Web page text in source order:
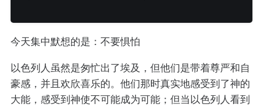
今天集中默想的是：不要惧怕
以色列人虽然是匆忙出了埃及，但他们是带着尊严和自
豪感，并且欢欣喜乐的。他们那时真实地感受到了神的
大能，感受到神使不可能成为可能；但当以色列人看到